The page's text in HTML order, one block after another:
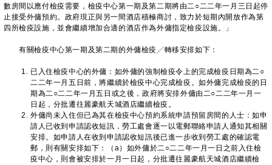
數房間以應付檢疫需要，檢疫中心第一期及第二期將由二○二二年一月三日起停
止接受外傭預約。政府現正與另一間酒店積極商討，致力於短期內開放作為第
四所檢疫設施，並會繼續增加合適的酒店作為外傭指定檢疫設施。」
有關檢疫中心第一期及第二期的外傭檢疫╱轉移安排如下：
已入住檢疫中心的外傭：如外傭的強制檢疫令上的完成檢疫日期為二○
二二年一月五日前，將繼續於檢疫中心完成檢疫。如外傭完成檢疫的日
期為二○二二年一月五日或之後，政府將安排外傭由二○二二年一月一
日起，分批遷往麗豪航天城酒店繼續檢疫。
外傭尚未入住但已為其在檢疫中心預約系統申請預留房間的人士：如申
請人已收到申請認收短訊，勞工處會逐一以電郵聯絡申請人通知其相關
安排。如申請人在收到申請認收短訊後已進一步收到勞工處的確認電
郵，則有關安排如下：（a）如外傭於二○二二年一月一日之前入住檢
疫中心，則會被安排於一月一日起，分批遷往麗豪航天城酒店繼續檢